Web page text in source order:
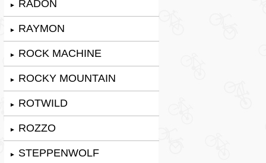
► RADON
► RAYMON
► ROCK MACHINE
► ROCKY MOUNTAIN
► ROTWILD
► ROZZO
► STEPPENWOLF